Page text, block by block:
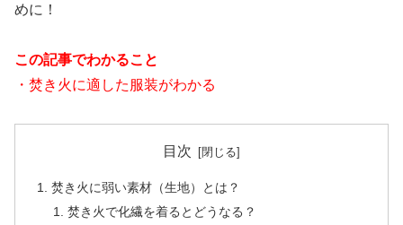
めに！
この記事でわかること
・焚き火に適した服装がわかる
目次
焚き火に弱い素材（生地）とは？
焚き火で化繊を着るとどうなる？